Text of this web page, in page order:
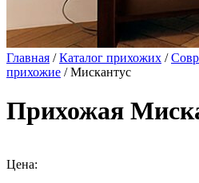
Главная /Каталог прихожих /
прихожие / Мискантус
Прихожая
Цена: